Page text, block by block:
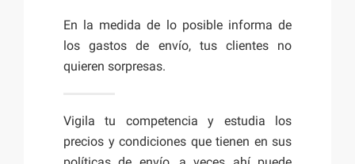
En la medida de lo posible informa de
los gastos de envío, tus clientes no
quieren sorpresas.
Vigila tu competencia y estudia los
precios y condiciones que tienen en sus